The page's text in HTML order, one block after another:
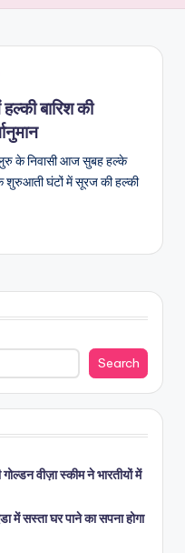
बारिश की
के निवासी आज सुबह हल्के
घंटों में सूरज की हल्की
Search
वीज़ा स्कीम ने भारतीयों में
घर पाने का सपना होगा